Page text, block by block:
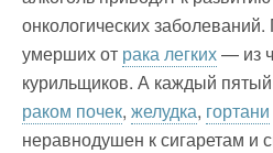
онкологических
умерших от рака легких— из
курильщиков. А каждый
раком почек, желудка, гортани
неравнодушен к сигаретам и